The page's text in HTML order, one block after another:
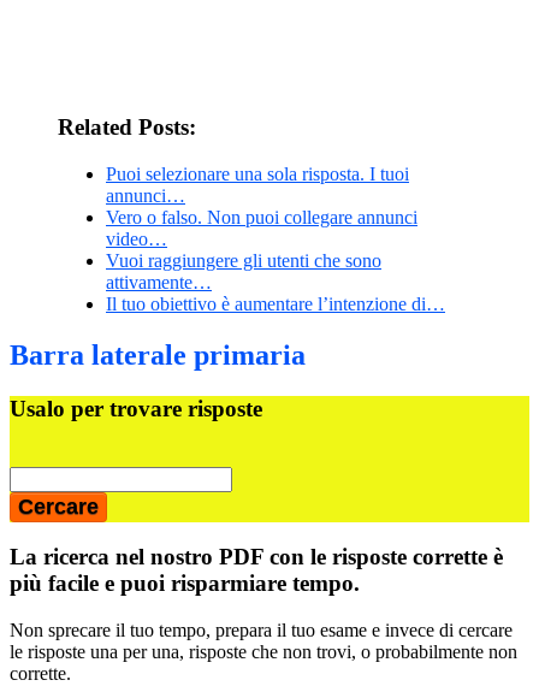
Related Posts:
Puoi selezionare una sola risposta. I tuoi
annunci…
Vero o falso. Non puoi collegare annunci
video…
Vuoi raggiungere gli utenti che sono
attivamente…
Il tuo obiettivo è aumentare l’intenzione di…
Barra laterale primaria
Usalo per trovare risposte
La ricerca nel nostro PDF con le risposte corrette è
più facile e puoi risparmiare tempo.
Non sprecare il tuo tempo, prepara il tuo esame e invece di cercare
le risposte una per una, risposte che non trovi, o probabilmente non
corrette.